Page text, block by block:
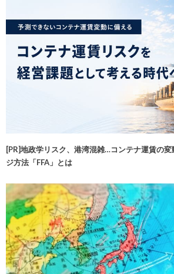
[PR]地政学リスク、港湾混雑…コンテナ運賃の
ジ方法「FFA」とは